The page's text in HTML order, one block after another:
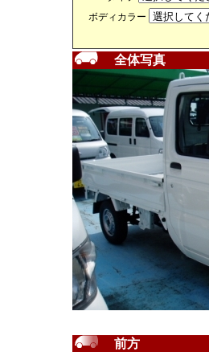
ボディカラー
全体写真
前方